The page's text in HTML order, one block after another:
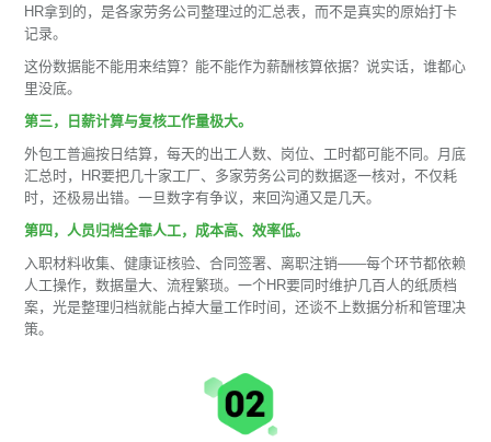
HR拿到的，是各家劳务公司整理过的汇总表，而不是真实的原始打卡
记录。
这份数据能不能用来结算？能不能作为薪酬核算依据？说实话，谁都心
里没底。
第三，日薪计算与复核工作量极大。
外包工普遍按日结算，每天的出工人数、岗位、工时都可能不同。月底
汇总时，HR要把几十家工厂、多家劳务公司的数据逐一核对，不仅耗
时，还极易出错。一旦数字有争议，来回沟通又是几天。
第四，人员归档全靠人工，成本高、效率低。
入职材料收集、健康证核验、合同签署、离职注销——每个环节都依赖
人工操作，数据量大、流程繁琐。一个HR要同时维护几百人的纸质档
案，光是整理归档就能占掉大量工作时间，还谈不上数据分析和管理决
策。